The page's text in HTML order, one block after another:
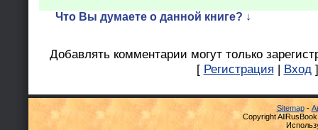
Что Вы думаете о данной книге? ↓
Добавлять комментарии могут только
[ Регистрация | Вход ]
Sitemap-
Copyright